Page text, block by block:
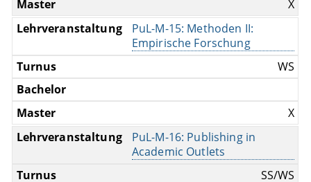
X
PuL-M-15: Methoden II:
Empirische Forschung
WS
X
PuL-M-16: Publishing in
Academic Outlets
SS/WS